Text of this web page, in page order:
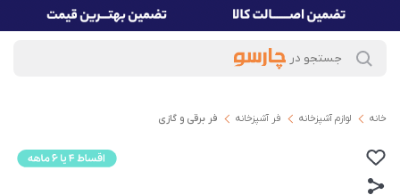
خانه لوازم آشپزخانه فر آشپزخانه فر برقی و گازی